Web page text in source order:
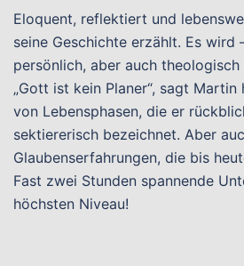
Eloquent, reflektiert und
seine Geschichte erzählt. Es wird
persönlich, aber auch
„Gott ist kein Planer“, sagt
von Lebensphasen, die er
sektiererisch bezeichnet. Aber
Glaubenserfahrungen, die bis
Fast zwei Stunden spannende
höchsten Niveau!